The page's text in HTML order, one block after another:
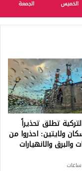
الخميس الجمعة
تطلق تحذيراً
ولايتين: احذروا من
والبرق والانهيارات